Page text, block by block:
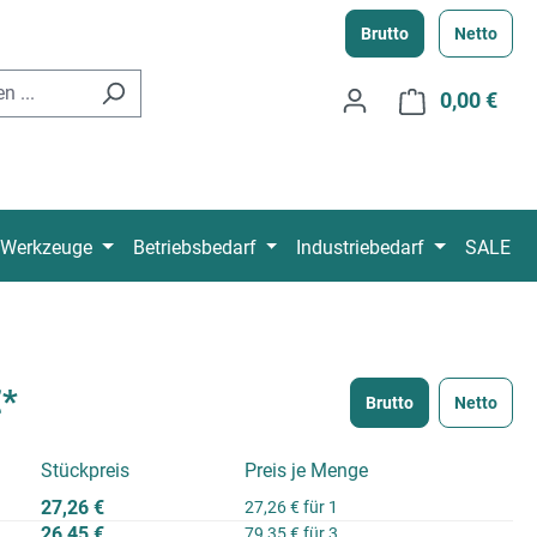
Brutto Netto
0,00 €
Werkzeuge Betriebsbedarf Industriebedarf SALE
Brutto Netto
Stückpreis
Preis je Menge
27,26 €
27,26 € für 1